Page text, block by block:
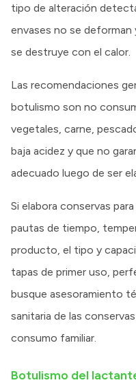
tipo de alteración
envases no se deforman
se destruye con el calor.
Las recomendaciones
botulismo son no
vegetales, carne,
baja acidez y que no
adecuado luego de ser
Si elabora conservas
pautas de tiempo,
producto, el tipo y
tapas de primer uso,
busque asesoramiento
sanitaria de las
consumo familiar.
Botulismo del